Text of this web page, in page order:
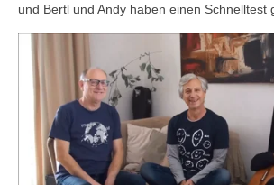
und Bertl und Andy haben einen Schnelltest